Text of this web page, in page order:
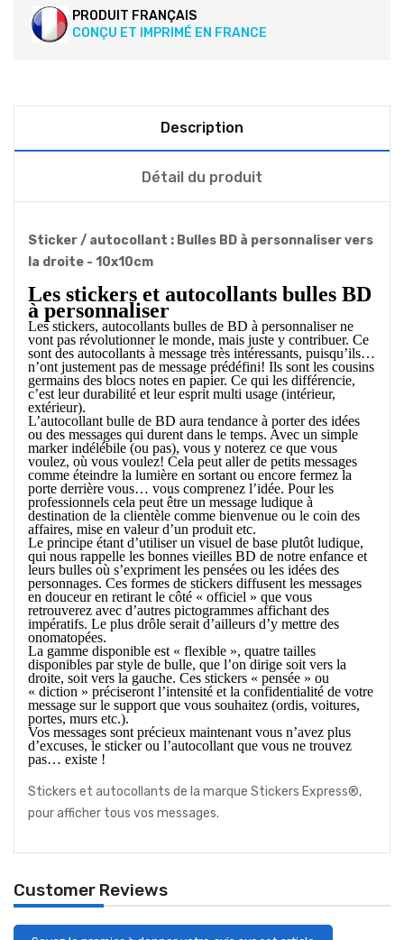
PRODUIT FRANÇAIS
CONÇU ET IMPRIMÉ EN FRANCE
Description
Détail du produit
Sticker / autocollant : Bulles BD à personnaliser vers
la droite - 10x10cm
Les stickers et autocollants bulles BD
à personnaliser
Les stickers, autocollants bulles de BD à personnaliserne
vont pas révolutionner le monde, mais juste y contribuer. Ce
sont des autocollants à message très intéressants, puisqu’ils…
n’ont justement pas de message prédéfini! Ils sont les cousins
germains des blocs notes en papier. Ce qui les différencie,
c’est leur durabilité et leur esprit multi usage (intérieur,
extérieur).
L’autocollant bulle de BD aura tendance à porter des idées
ou des messages qui durent dans le temps. Avec un simple
marker indélébile (ou pas), vous y noterez ce que vous
voulez, où vous voulez! Cela peut allerde petits messages
comme éteindre la lumière en sortant ou encore fermez la
porte derrière vous… vous comprenez l’idée. Pour les
professionnels cela peut être un message ludique à
destination de la clientèle comme bienvenue ou le coin des
affaires, mise en valeurd’un produit etc.
Le principe étant d’utiliser un visuel de base plutôt ludique,
qui nous rappelle les bonnes vieilles BD de notre enfance et
leurs bulles où s’expriment les pensées ou les idées des
personnages. Ces formes de stickers diffusent les messages
en douceur en retirant le côté « officiel » que vous
retrouverez avec d’autres pictogrammes affichant des
impératifs. Le plus drôle serait d’ailleurs d’y mettre des
onomatopées.
La gamme disponible est « flexible », quatre tailles
disponibles par style de bulle, que l’on dirige soit vers la
droite, soit vers la gauche. Ces stickers « pensée » ou
« diction » préciseront l’intensité et la confidentialité de votre
message sur le support que vous souhaitez (ordis, voitures,
portes, murs etc.).
Vos messages sont précieux maintenant vous n’avez plus
d’excuses, le sticker ou l’autocollant que vous ne trouvez
pas… existe !
Stickers et autocollants de la marque Stickers Express®,
pour afficher tous vos messages.
Customer Reviews